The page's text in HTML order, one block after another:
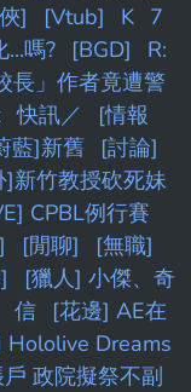
] [Vtub] K 7
嗎? [BGD]
R:
長」作者竟遭警
快訊／
[情報
藍]新舊
[討論]
]新竹教授砍死妹
CPBL例行賽
[閒聊]
[無職]
[獵人] 小傑、奇
信
[花邊] AE在
Hololive Dreams
政院擬祭不副